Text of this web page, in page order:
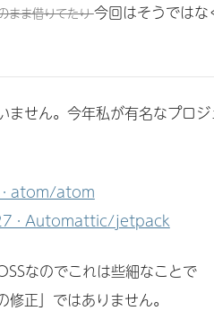
まま借りてたり今回はそうではな
ません。今年私が有名なプロ
· atom/atom
· Automattic/jetpack
なのでこれは些細なことで
正」ではありません。